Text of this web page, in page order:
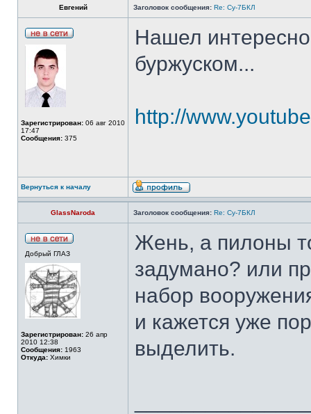
Евгений Заголовок сообщения: Re: Су-7БКЛ
Зарегистрирован: 06 авг 2010
17:47
Сообщения: 375
Нашел
буржуском...
http://
Вернуться к началу
GlassNaroda Заголовок сообщения: Re: Су-7БКЛ
Добрый ГЛАЗ
Зарегистрирован: 26 апр
2010 12:38
Сообщения: 1963
Откуда: Химки
Жень, а пилоны
задумано? или
набор
и кажется уже
выделить.